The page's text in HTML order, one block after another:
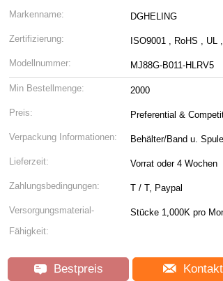
Markenname: DGHELING
Zertifizierung: ISO9001 , RoHS , UL
Modellnummer: MJ88G-B011-HLRV5
Min Bestellmenge: 2000
Preis: Preferential &
Verpackung Informationen: Behälter/Band u.
Lieferzeit: Vorrat oder 4 Wochen
Zahlungsbedingungen: T / T, Paypal
Versorgungsmaterial-
Fähigkeit:
Stücke 1,000K pro
Bestpreis Kontakt